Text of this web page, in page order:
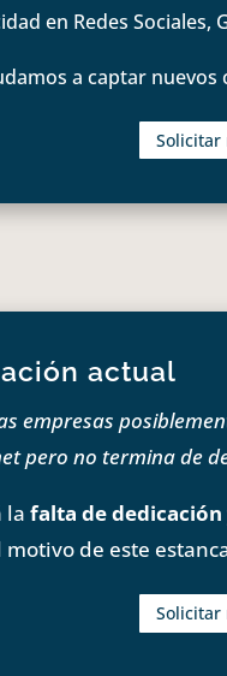
en Redes Sociales,
a captar
Solicitar
actual
empresas
pero no termina de
lafalta de dedicación
motivo de este
Solicitar